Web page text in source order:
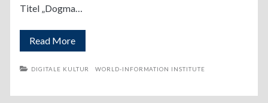
Titel „Dogma…
Read MoreTexte
DIGITALE KULTUR WORLD-INFORMATION INSTITUTE